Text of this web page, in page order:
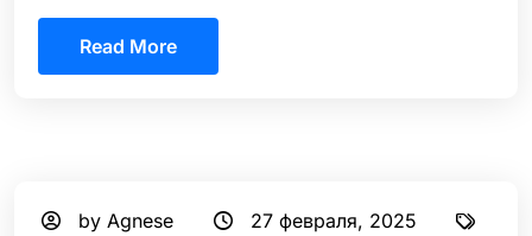
Read More
by Agnese 27 февраля, 2025